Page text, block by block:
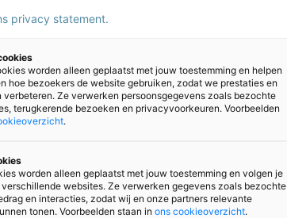
toa@bureau-ice.nl
NT2
nt2@bureau-ice.nl
privacy statement.
worden alleen geplaatst met jouw toestemming en helpen
hoe bezoekers de website gebruiken, zodat we prestaties en
verbeteren. Ze verwerken persoonsgegevens zoals bezochte
terugkerende bezoeken en privacyvoorkeuren. Voorbeelden
.
worden alleen geplaatst met jouw toestemming en volgen je
websites. Ze verwerken gegevens zoals bezochte
en interacties, zodat wij en onze partners relevante
tonen. Voorbeelden staan in ons cookieoverzicht.